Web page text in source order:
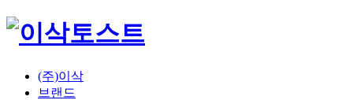
(주)이삭
브랜드